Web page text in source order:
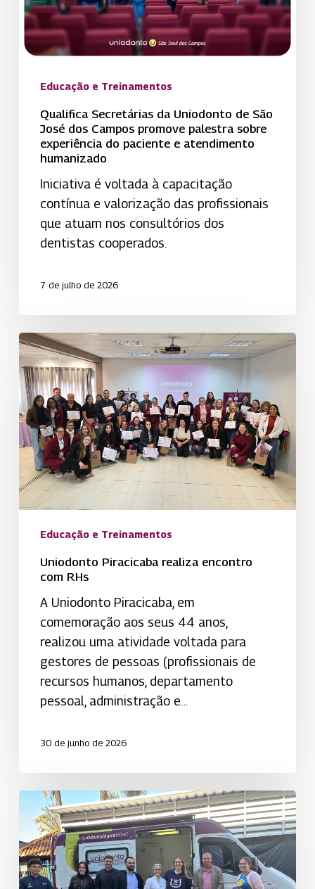
José
dos
Campos
palestra
sobre
experiência
paciente
atendimento
humanizado
Educação e Treinamentos
Qualifica Secretárias da Uniodonto de São
José dos Campos promove palestra sobre
experiência do paciente e atendimento
humanizado
Iniciativa é voltada à capacitação
contínua e valorização das profissionais
que atuam nos consultórios dos
dentistas cooperados.
7 de julho de 2026
Uniodonto
Piracicaba
realiza
encontro
com
RHs
Educação e Treinamentos
Uniodonto Piracicaba realiza encontro
com RHs
A Uniodonto Piracicaba, em
comemoração aos seus 44 anos,
realizou uma atividade voltada para
gestores de pessoas (profissionais de
recursos humanos, departamento
pessoal, administração e…
30 de junho de 2026
Uniodonto
Sertãozinho
promove
ação
de